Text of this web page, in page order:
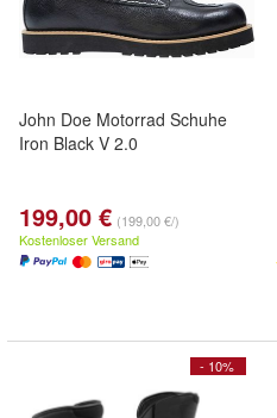
John Doe Motorrad Schuhe
Iron Black V 2.0
199,00 € (199,00 €/)
Kostenloser Versand
- 10%